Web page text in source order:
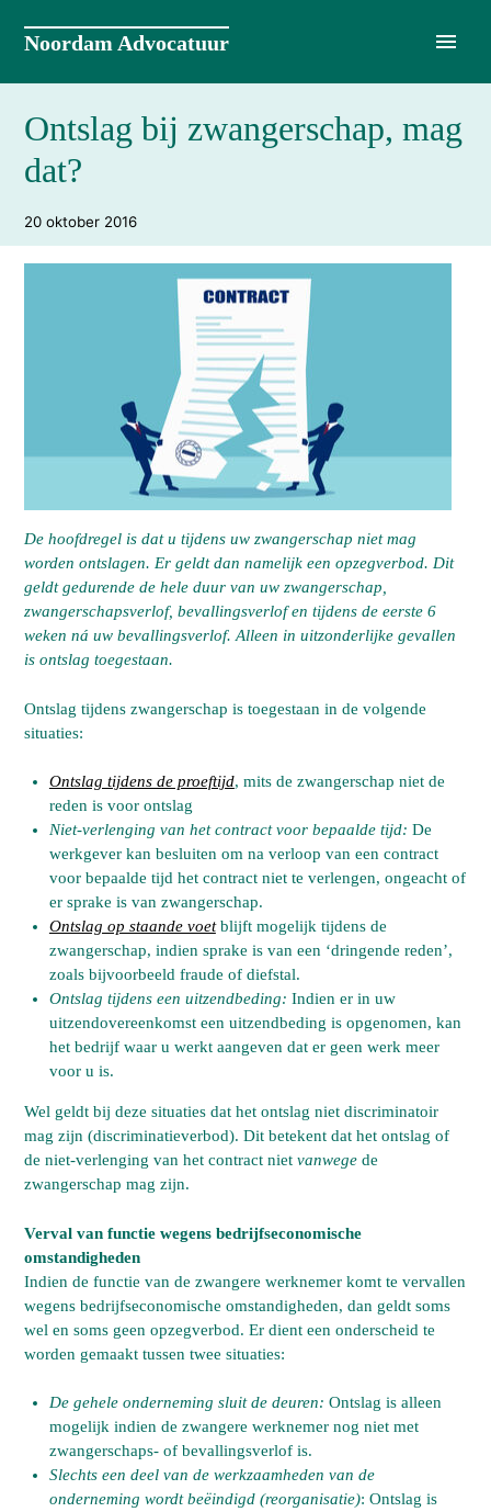
Noordam Advocatuur
Ontslag bij zwangerschap, mag
dat?
20 oktober 2016
De hoofdregel is dat u tijdens uw zwangerschap niet mag
worden ontslagen. Er geldt dan namelijk een opzegverbod. Dit
geldt gedurende de hele duur van uw zwangerschap,
zwangerschapsverlof, bevallingsverlof en tijdens de eerste 6
weken ná uw bevallingsverlof. Alleen in uitzonderlijke gevallen
is ontslag toegestaan.
Ontslag tijdens zwangerschap is toegestaan in de volgende
situaties:
Ontslag tijdens de proeftijd, mits de zwangerschap niet de
reden is voor ontslag
Niet-verlenging van het contract voor bepaalde tijd: De
werkgever kan besluiten om na verloop van een contract
voor bepaalde tijd het contract niet te verlengen, ongeacht of
er sprake is van zwangerschap.
Ontslag op staande voetblijft mogelijk tijdens de
zwangerschap, indien sprake is van een ‘dringende reden’,
zoals bijvoorbeeld fraude of diefstal.
Ontslag tijdens een uitzendbeding: Indien er in uw
uitzendovereenkomst een uitzendbeding is opgenomen, kan
het bedrijf waar u werkt aangeven dat er geen werk meer
voor u is.
Wel geldt bij deze situaties dat het ontslag niet discriminatoir
mag zijn (discriminatieverbod). Dit betekent dat het ontslag of
de niet-verlenging van het contract nietvanwegede
zwangerschap mag zijn.
Verval van functie wegens bedrijfseconomische
omstandigheden
Indien de functie van de zwangere werknemer komt te vervallen
wegens bedrijfseconomische omstandigheden, dan geldt soms
wel en soms geen opzegverbod. Er dient een onderscheid te
worden gemaakt tussen twee situaties:
De gehele onderneming sluit de deuren: Ontslag is alleen
mogelijk indien de zwangere werknemer nog niet met
zwangerschaps- of bevallingsverlof is.
Slechts een deel van de werkzaamheden van de
onderneming wordt beëindigd (reorganisatie): Ontslag is